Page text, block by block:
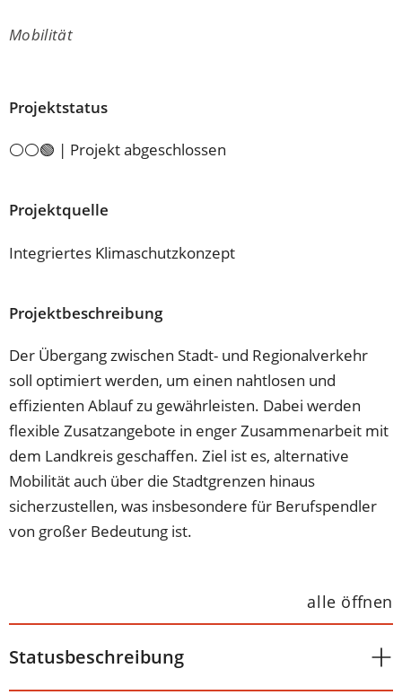
Mobilität
Projektstatus
⚪⚪🟢 | Projekt abgeschlossen
Projektquelle
Integriertes Klimaschutzkonzept
Projektbeschreibung
Der Übergang zwischen Stadt- und Regionalverkehr
soll optimiert werden, um einen nahtlosen und
effizienten Ablauf zu gewährleisten. Dabei werden
flexible Zusatzangebote in enger Zusammenarbeit mit
dem Landkreis geschaffen. Ziel ist es, alternative
Mobilität auch über die Stadtgrenzen hinaus
sicherzustellen, was insbesondere für Berufspendler
von großer Bedeutung ist.
alle öffnen
Statusbeschreibung